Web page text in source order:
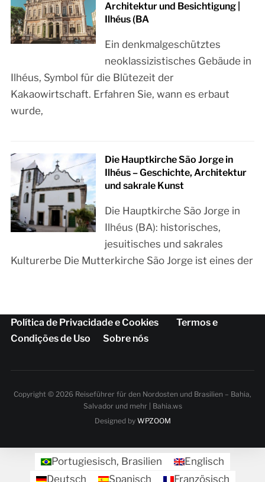
Architektur und Besichtigung |
Ilhéus (BA
Ein denkmalgeschütztes
neoklassizistisches Gebäude in
Ilhéus, Symbol für die Blütezeit der
Kakaowirtschaft. Erfahren Sie, wann es erbaut
wurde,
Die Hauptkirche São Jorge in
Ilhéus – Geschichte, Architektur
und sakrale Kunst
Die Hauptkirche São Jorge in
Ilhéus (BA): historisches,
jesuitisches und sakrales
Kulturerbe Die Mutterkirche São Jorge ist eines der
Política de Privacidade e Cookies
Termos e
Condições de Uso
Sobre nós
Copyright © 2026 Reiseführer für den Nordosten und Brasilien – Bahia,
Salvador und mehr | Bahia.ws
Designed by WPZOOM
Portugiesisch, Brasilien
Englisch
Deutsch
Spanisch Französisch